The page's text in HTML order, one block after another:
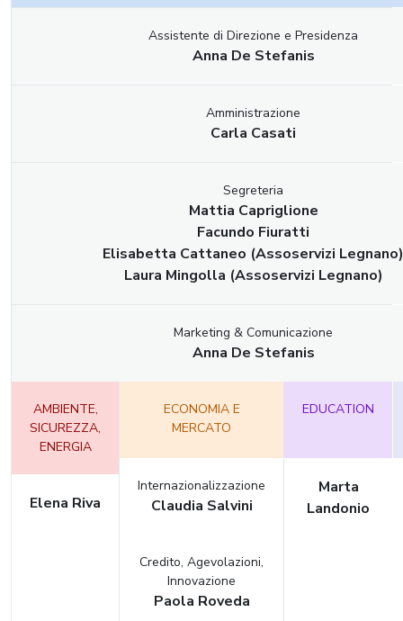
Assistente di Direzione e Presidenza
Anna De Stefanis
Amministrazione
Carla Casati
Segreteria
Mattia Capriglione
Facundo Fiuratti
Elisabetta Cattaneo (Assoservizi Legnano)
Laura Mingolla (Assoservizi Legnano)
Marketing & Comunicazione
Anna De Stefanis
AMBIENTE,
SICUREZZA,
ENERGIA
Elena Riva
ECONOMIA E
MERCATO
Internazionalizzazione
Claudia Salvini
Credito, Agevolazioni,
Innovazione
Paola Roveda
EDUCATION
Marta
Landonio